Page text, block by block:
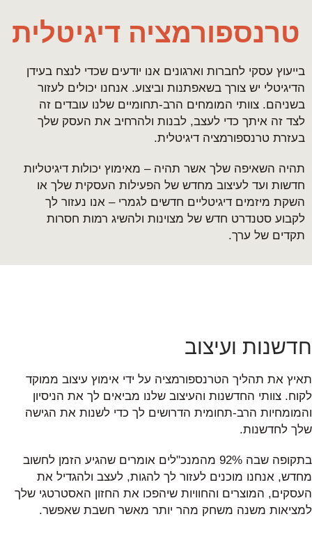
טרנספורמציה דיגיטלית
בייעוץ עסקי לחברות וארגונים אנו יודעים שכדי לנצח בעידן
הדיגיטלי יש צורך בשאפתנות וביצוע. אנחנו יכולים לעזור
בשניהם. צוותי המומחים הרב-תחומיים שלנו עובדים זה
לצד זה איתך כדי לעצב, לבנות ולהרחיב את העסק שלך
בעזרת טרנספורמציה דיגיטלית.
תהיה השאיפה שלך אשר תהיה – מאימוץ יכולות דיגיטליות
חדשות ועד לעיצוב מחדש של הפעילות העסקית שלך או
השקת מיזמים דיגיטליים חדשים לגמרי – אנו נעזור לך
לקבוע סטנדרט חדש של מצוינות ולהשיג רמות חסרות
תקדים של ערך.
חדשנות ועיצוב
תאיץ את תהליך הטרנספורמציה על ידי אימוץ עיצוב ממוקד
לקוח. צוותי החדשנות והעיצוב שלנו מביאים לך את הניסיון
והמומחיות הרב-תחומית הדרושים לך כדי לשנות את הגישה
שלך לחדשנות.
בתקופה שבה 92% מהמנכ"לים אומרים שהגיע הזמן לחשוב
מחדש, אנחנו מוכנים לעזור לך להגות, לעצב ולהגדיל את
העסקים, המוצרים והחוויות שיהפכו את החזון האסטרטגי שלך
למציאות משנה משחק מהר יותר מאשר חשבת שאפשר.